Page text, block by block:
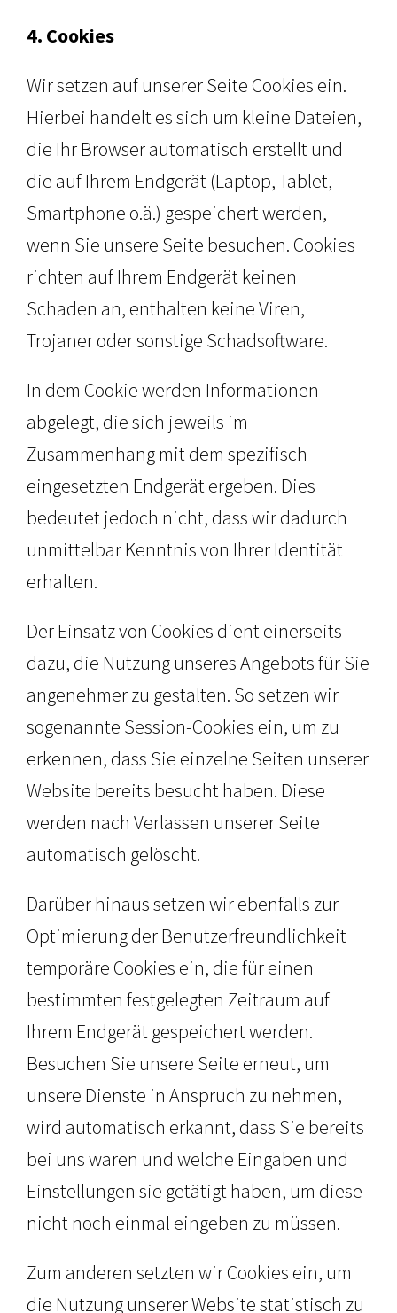
4. Cookies
Wir setzen auf unserer Seite Cookies ein.
Hierbei handelt es sich um kleine Dateien,
die Ihr Browser automatisch erstellt und
die auf Ihrem Endgerät (Laptop, Tablet,
Smartphone o.ä.) gespeichert werden,
wenn Sie unsere Seite besuchen. Cookies
richten auf Ihrem Endgerät keinen
Schaden an, enthalten keine Viren,
Trojaner oder sonstige Schadsoftware.
In dem Cookie werden Informationen
abgelegt, die sich jeweils im
Zusammenhang mit dem spezifisch
eingesetzten Endgerät ergeben. Dies
bedeutet jedoch nicht, dass wir dadurch
unmittelbar Kenntnis von Ihrer Identität
erhalten.
Der Einsatz von Cookies dient einerseits
dazu, die Nutzung unseres Angebots für Sie
angenehmer zu gestalten. So setzen wir
sogenannte Session-Cookies ein, um zu
erkennen, dass Sie einzelne Seiten unserer
Website bereits besucht haben. Diese
werden nach Verlassen unserer Seite
automatisch gelöscht.
Darüber hinaus setzen wir ebenfalls zur
Optimierung der Benutzerfreundlichkeit
temporäre Cookies ein, die für einen
bestimmten festgelegten Zeitraum auf
Ihrem Endgerät gespeichert werden.
Besuchen Sie unsere Seite erneut, um
unsere Dienste in Anspruch zu nehmen,
wird automatisch erkannt, dass Sie bereits
bei uns waren und welche Eingaben und
Einstellungen sie getätigt haben, um diese
nicht noch einmal eingeben zu müssen.
Zum anderen setzten wir Cookies ein, um
die Nutzung unserer Website statistisch zu